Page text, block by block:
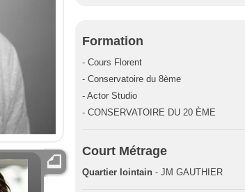
Formation
- Cours Florent
- Conservatoire du 8ème
- Actor Studio
- CONSERVATOIRE DU 20 ÈME
Court Métrage
Quartier lointain - JM GAUTHIER